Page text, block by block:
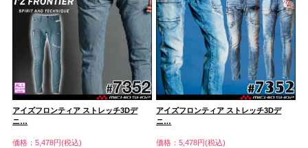
アイズフロンティア ストレッチ3Dデ
ニ…
価格：5,478円(税込)
アイズフロンティア ストレッチ3Dデ
ニ…
価格：5,478円(税込)